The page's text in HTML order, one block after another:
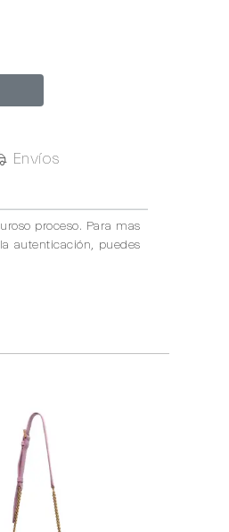
Envíos
proceso. Para mas
autenticación, puedes